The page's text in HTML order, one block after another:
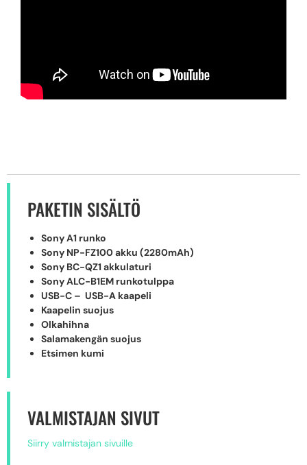
PAKETIN SISÄLTÖ
Sony A1 runko
Sony NP-FZ100 akku (2280mAh)
Sony BC-QZ1 akkulaturi
Sony ALC-B1EM runkotulppa
USB-C – USB-A kaapeli
Kaapelin suojus
Olkahihna
Salamakengän suojus
Etsimen kumi
VALMISTAJAN SIVUT
Siirry valmistajan sivuille